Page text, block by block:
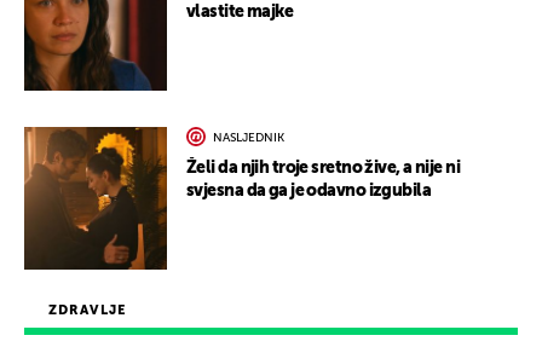
ZDRAVLJE
vlastite majke
NASLJEDNIK
Želi da njih troje sretno žive, a nije ni
svjesna da ga je odavno izgubila